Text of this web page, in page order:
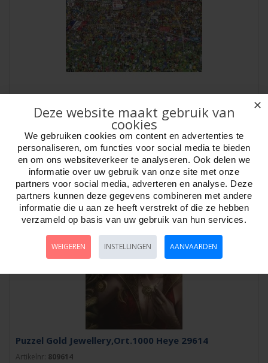
Artikelnr:809205
Puzzel Football History 3000 st. Heye Nieuwe EditieArtist, Alex
Bennett. Serie Mishmash Cartoon. Pu..
Puzzel Gold Jewellery,Ort.1000 Heye 29614
Artikelnr: 809614
✕
Deze website maakt gebruik van
cookies
We gebruiken cookies om content en advertenties te
personaliseren, om functies voor social media te bieden
en om ons websiteverkeer te analyseren. Ook delen we
informatie over uw gebruik van onze site met onze
partners voor social media, adverteren en analyse. Deze
partners kunnen deze gegevens combineren met andere
informatie die u aan ze heeft verstrekt of die ze hebben
verzameld op basis van uw gebruik van hun services.
WEIGEREN INSTELLINGEN AANVAARDEN